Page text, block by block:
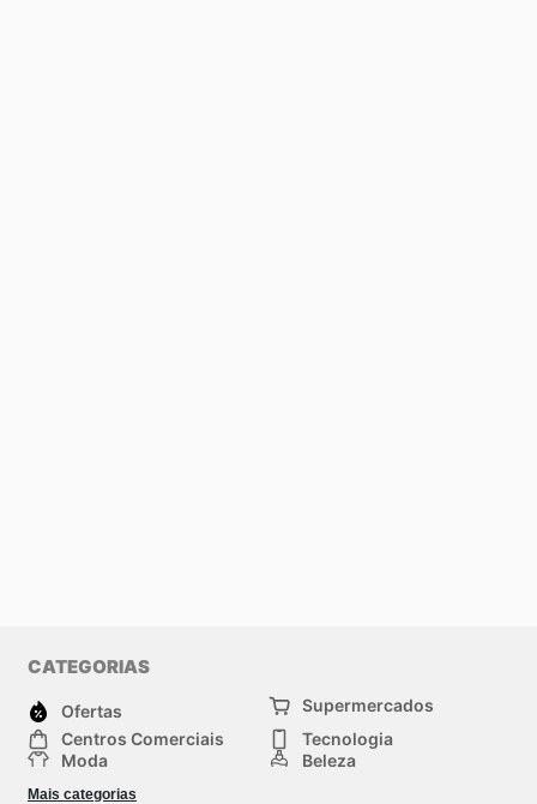
CATEGORIAS
Ofertas
Supermercados
Centros Comerciais
Tecnologia
Moda
Beleza
Mais categorias